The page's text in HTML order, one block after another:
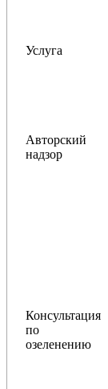
Услуга
Авторский
надзор
Консультация
по
озеленению